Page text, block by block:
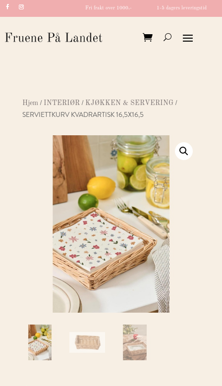
Fri frakt over 1000,- 1-5 dagers leveringstid
Hjem/ INTERIØR/ KJØKKEN & SERVERING/
SERVIETTKURV KVADRARTISK 16,5X16,5